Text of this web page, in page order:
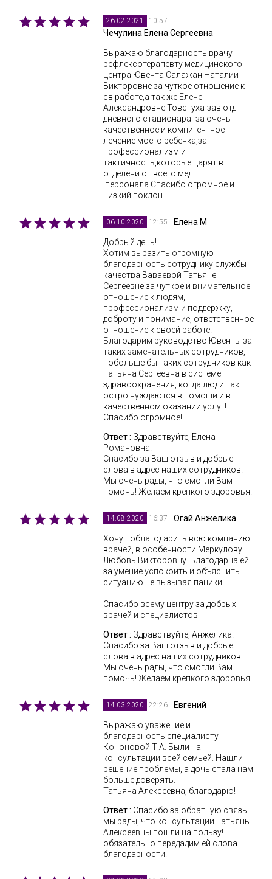
26.02.2021 10:57
Чечулина Елена Сергеевна
Выражаю благодарность врачу
рефлексотерапевту медицинского
центра Ювента Салажан Наталии
Викторовне за чуткое отношение к
св работе,а так же Елене
Александровне Товстуха-зав отд
дневного стационара -за очень
качественное и компитентное
лечение моего ребенка,за
профессионализм и
тактичность,которые царят в
отделени от всего мед
.персонала.Спасибо огромное и
низкий поклон.
06.10.2020 12:55 Елена М
Добрый день!
Хотим выразить огромную
благодарность сотруднику службы
качества Ваваевой Татьяне
Сергеевне за чуткое и внимательное
отношение к людям,
профессионализм и поддержку,
доброту и понимание, ответственное
отношение к своей работе!
Благодарим руководство Ювенты за
таких замечательных сотрудников,
побольше бы таких сотрудников как
Татьяна Сергеевна в системе
здравоохранения, когда люди так
остро нуждаются в помощи и в
качественном оказании услуг!
Спасибо огромное!!!
Ответ : Здравствуйте, Елена
Романовна!
Спасибо за Ваш отзыв и добрые
слова в адрес наших сотрудников!
Мы очень рады, что смогли Вам
помочь! Желаем крепкого здоровья!
14.08.2020 16:37 Огай Анжелика
Хочу поблагодарить всю компанию
врачей, в особенности Меркулову
Любовь Викторовну. Благодарна ей
за умение успокоить и объяснить
ситуацию не вызывая паники.
Спасибо всему центру за добрых
врачей и специалистов
Ответ : Здравствуйте, Анжелика!
Спасибо за Ваш отзыв и добрые
слова в адрес наших сотрудников!
Мы очень рады, что смогли Вам
помочь! Желаем крепкого здоровья!
14.03.2020 22:26 Евгений
Выражаю уважение и
благодарность специалисту
Кононовой Т.А. Были на
консультации всей семьей. Нашли
решение проблемы, а дочь стала нам
больше доверять.
Татьяна Алексеевна, благодарю!
Ответ : Спасибо за обратную связь!
мы рады, что консультации Татьяны
Алексеевны пошли на пользу!
обязательно передадим ей слова
благодарности.